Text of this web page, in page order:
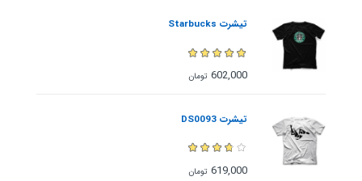
تیشرت Starbucks
602,000 تومان
تیشرت DS0093
619,000 تومان